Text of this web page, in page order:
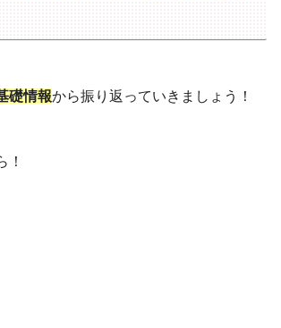
礎情報から振り返っていきましょう！
！